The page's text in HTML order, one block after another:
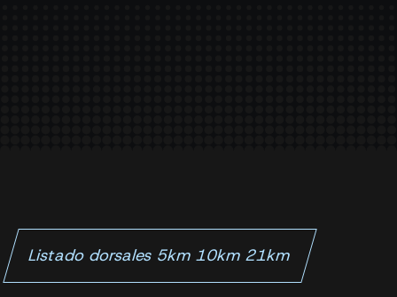
Listado dorsales 5km 10km 21km